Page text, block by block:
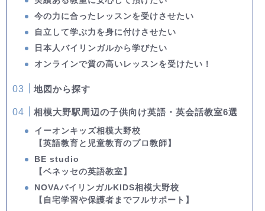
今の力に合ったレッスンを受けさせたい
自立して学ぶ力を身に付けさせたい
日本人バイリンガルから学びたい
オンラインで質の高いレッスンを受けたい！
地図から探す
相模大野駅周辺の子供向け英語・英会話教室6選
イーオンキッズ相模大野校
【英語教育と児童教育のプロ教師】
BE studio
【ベネッセの英語教室】
NOVAバイリンガルKIDS相模大野校
【自宅学習や保護者までフルサポート】